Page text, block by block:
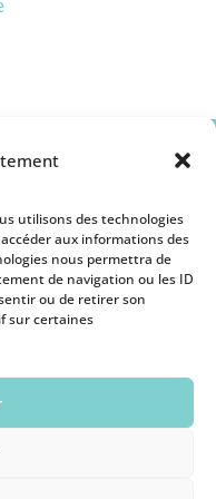
utilisons des technologies
aux informations des
nous permettra de
de navigation ou les ID
ou de retirer son
sur certaines
vente
Cookies